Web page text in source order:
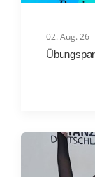
02. Aug. 26